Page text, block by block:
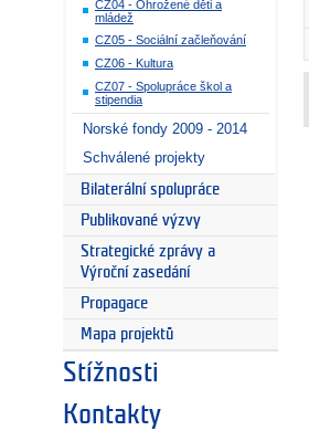
CZ04 - Ohrožené děti a
mládež
CZ05 - Sociální začleňování
CZ06 - Kultura
CZ07 - Spolupráce škol a
stipendia
Norské fondy 2009 - 2014
Schválené projekty
Bilaterální spolupráce
Publikované výzvy
Strategické zprávy a
Výroční zasedání
Propagace
Mapa projektů
Stížnosti
Kontakty